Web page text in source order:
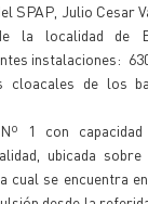
SPAP, Julio Cesar
la localidad de
instalaciones:
cloacales de los
1 con
ubicada
cual se encuentra